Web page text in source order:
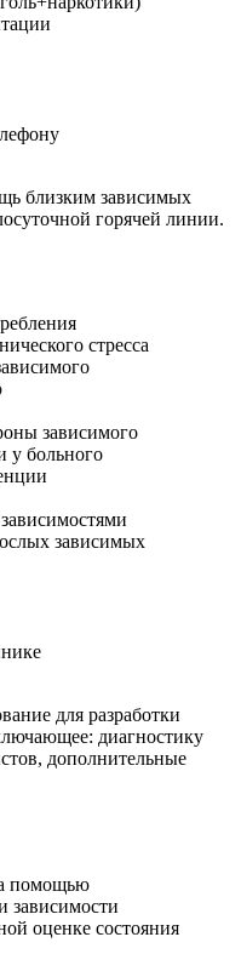
близким зависимых
горячей линии.
стресса
зависимого
у больного
зависимых
для разработки
диагностику
дополнительные
помощью
зависимости
оценке состояния